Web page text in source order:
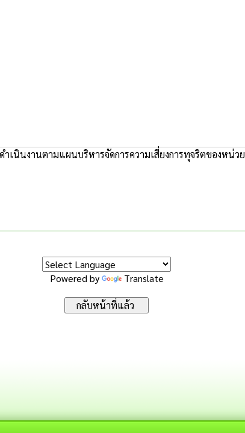
ำเนินงานตามแผนบริหารจัดการความเสี่ยงการทุจริตของหน่
Powered by Translate